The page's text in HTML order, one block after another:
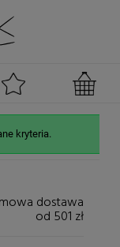
kryteria.
dostawa
od 501 zł